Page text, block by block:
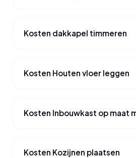
Kosten dakkapel timmeren
Kosten Houten vloer leggen
Kosten Inbouwkast op maat
Kosten Kozijnen plaatsen